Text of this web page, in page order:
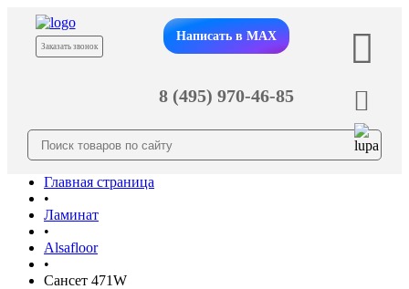
Заказать звонок
Написать в MAX
8 (495) 970-46-85
Главная страница
•
Ламинат
•
Alsafloor
•
Сансет 471W